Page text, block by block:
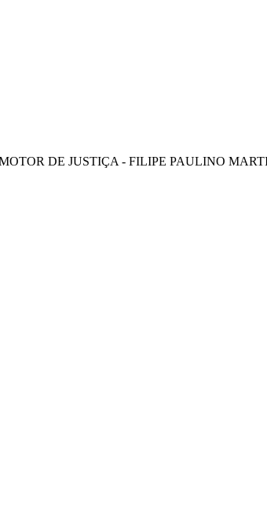
DE JUSTIÇA - FILIPE PAULINO